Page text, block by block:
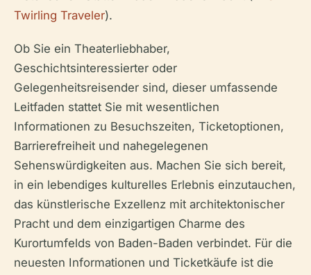
Twirling Traveler).
Ob Sie ein Theaterliebhaber,
Geschichtsinteressierter oder
Gelegenheitsreisender sind, dieser umfassende
Leitfaden stattet Sie mit wesentlichen
Informationen zu Besuchszeiten, Ticketoptionen,
Barrierefreiheit und nahegelegenen
Sehenswürdigkeiten aus. Machen Sie sich bereit,
in ein lebendiges kulturelles Erlebnis einzutauchen,
das künstlerische Exzellenz mit architektonischer
Pracht und dem einzigartigen Charme des
Kurortumfelds von Baden-Baden verbindet. Für die
neuesten Informationen und Ticketkäufe ist die